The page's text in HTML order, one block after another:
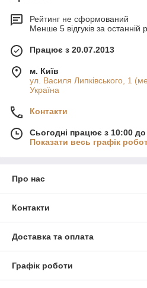
Рейтинг не сформований
Менше 5 відгуків за останній
Працює з 20.07.2013
м. Київ
ул. Василя Липківського, 1
Україна
Контакти
Сьогодні працює з 10:00
Показати весь графік
Про нас
Контакти
Доставка та оплата
Графік роботи